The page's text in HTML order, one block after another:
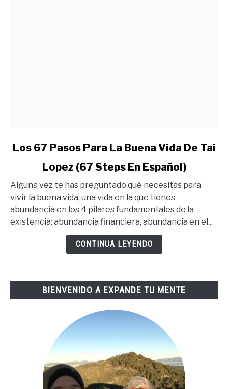
link
67
Pasos
Para
Steps
Los 67 Pasos Para La Buena Vida De Tai
Lopez (67 Steps En Español)
Alguna vez te has preguntado qué necesitas para
vivir la buena vida, una vida en la que tienes
abundancia en los 4 pilares fundamentales de la
existencia: abundancia financiera, abundancia en el...
CONTINUA LEYENDO
BIENVENIDO A EXPANDE TU MENTE